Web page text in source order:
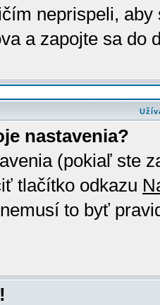
neprispeli,
a zapojte sa do
nastavenia?
(pokiaľ ste
tlačítko odkazu
to byť